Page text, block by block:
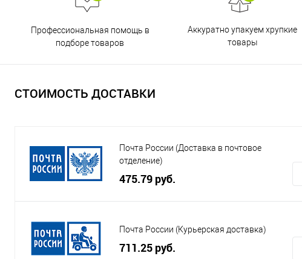
Профессиональная помощь в
подборе товаров
Аккуратно упакуем хрупкие
товары
СТОИМОСТЬ ДОСТАВКИ
Почта России (Доставка в почтовое
отделение)
475.79 руб.
Почта России (Курьерская доставка)
711.25 руб.